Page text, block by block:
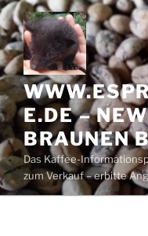
Zum
Inhalt
springen
E.DE –
BRAUNEN
Das Kaffee-
zum Verkauf – erbitte